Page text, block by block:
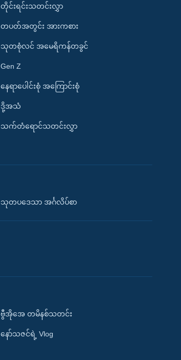
တိုင်းရင်းသတင်းလွှာ
တပတ်အတွင်း အားကစား
သုတစုံလင် အမေရိကန်တခွင်
Gen Z
နေရာပေါင်းစုံ အကြောင်းစုံ
ဒို့အသံ
သက်တံရောင်သတင်းလွှာ
သုတပဒေသာ အင်္ဂလိပ်စာ
ဗွီအိုအေ တမိနစ်သတင်း
နော်သဇင်ရဲ့ Vlog